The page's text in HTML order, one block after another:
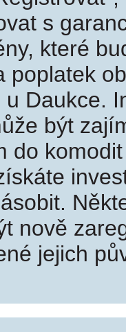
s
které
poplatek
u Daukce.
být
do
nově
jejich